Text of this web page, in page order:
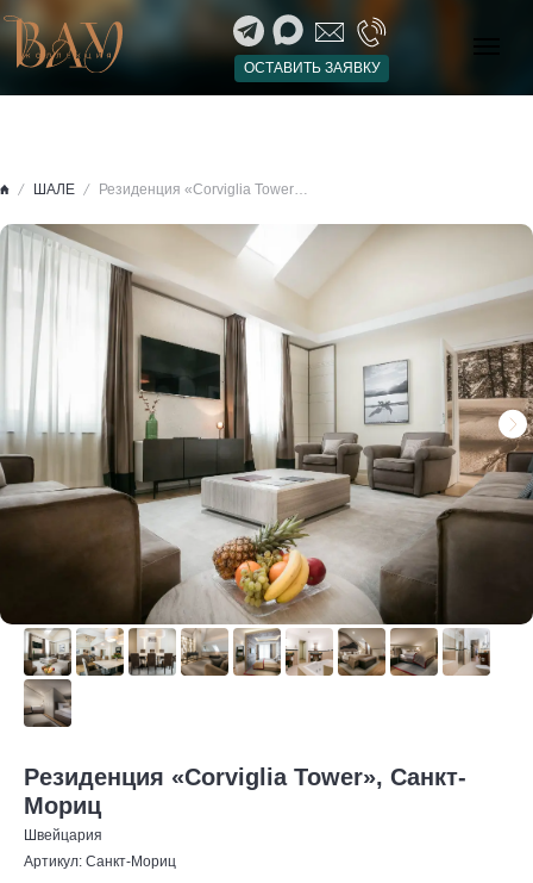
ОСТАВИТЬ ЗАЯВКУ
ШАЛЕ Резиденция «Corviglia Tower», Санкт-Мориц
Резиденция «Corviglia Tower», Санкт-
Мориц
Швейцария
Артикул: Санкт-Мориц